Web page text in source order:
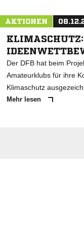
AKTIONEN
Der DFB hat beim
Amateurklubs für ihre
Klimaschutz
Mehr lesen